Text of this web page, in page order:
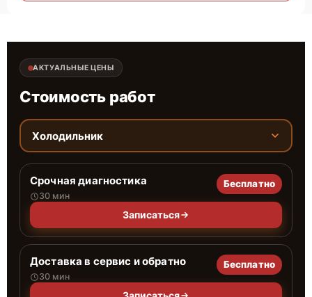
АКТУАЛЬНЫЕ ЦЕНЫ
Стоимость работ
Холодильник
Срочная диагностика
30 мин
Бесплатно
Записаться
Доставка в сервис и обратно
30 мин
Бесплатно